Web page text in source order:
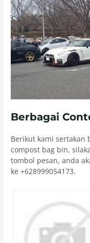
Berbagai
Berikut kami sertakan
compost bag bin,
tombol pesan, anda
ke +628999054173.